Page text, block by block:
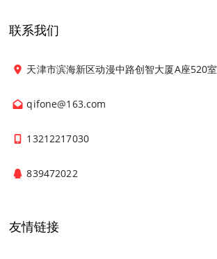
联系我们
天津市滨海新区动漫中路创智大厦A座520室
qifone@163.com
13212217030
839472022
友情链接